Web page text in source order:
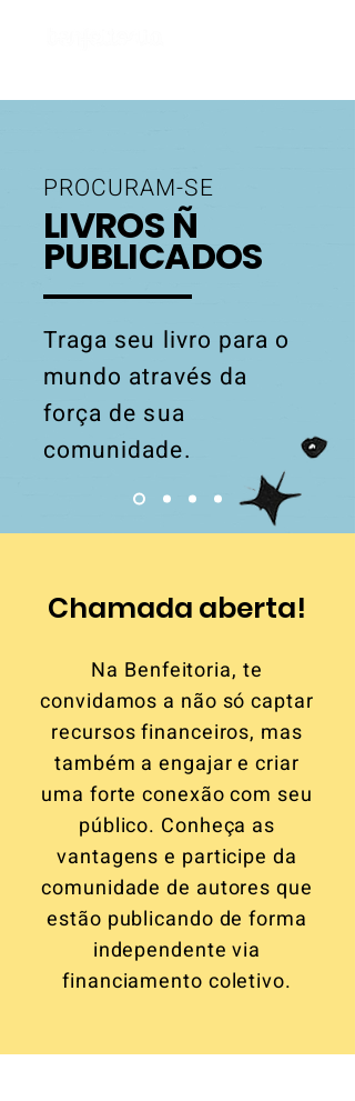
PROCURAM-SE
LIVROS Ñ
PUBLICADOS
Traga seu livro para o
mundo através da
força de sua
comunidade.
Chamada aberta!
Na Benfeitoria, te
convidamos a não só captar
recursos financeiros, mas
também a engajar e criar
uma forte conexão com seu
público. Conheça as
vantagens e participe da
comunidade de autores que
estão publicando de forma
independente via
financiamento coletivo.